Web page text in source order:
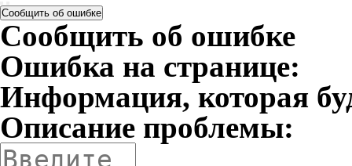
Сообщить об ошибке
Сообщить об ошибке
Ошибка на странице:
Информация, которая
Описание проблемы: